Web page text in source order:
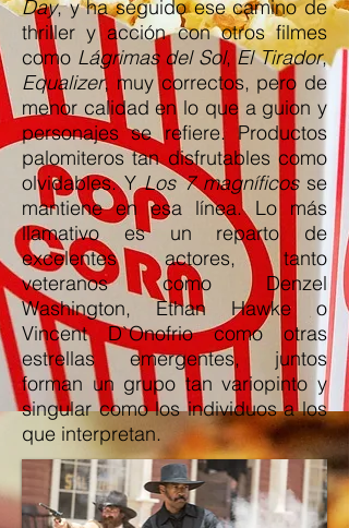
Day, y ha seguido ese camino de
thriller y acción con otros filmes
como Lágrimas del Sol,El Tirador,
Equalizer, muy correctos, pero de
menor calidad en lo que a guion y
personajes se refiere. Productos
palomiteros tan disfrutables como
olvidables. YLos 7 magníficos se
mantiene en esa línea. Lo más
llamativo es un reparto de
excelentes actores, tanto
veteranos como Denzel
Washington, Ethan Hawke o
Vincent D`Onofrio como otras
estrellas emergentes, juntos
forman un grupo tan variopinto y
singular como los individuos a los
que interpretan.